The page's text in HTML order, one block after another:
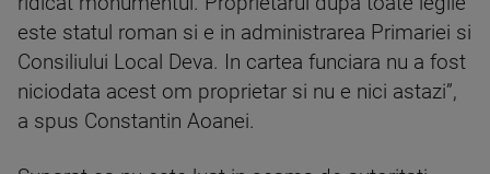
este statul roman si e in administrarea Primariei si
Consiliului Local Deva. In cartea funciara nu a fost
niciodata acest om proprietar si nu e nici astazi”,
a spus Constantin Aoanei.